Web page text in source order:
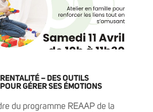
– DES OUTILS
GÉRER SES ÉMOTIONS
du programme REAAP de la